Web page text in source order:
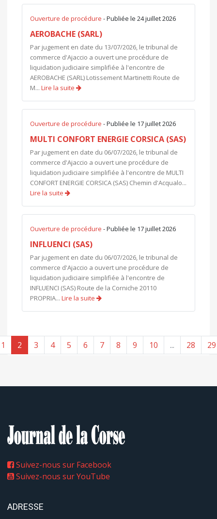
Ouverture de procédure - Publiée le 24 juillet 2026
AEROBACHE (SARL)
Par jugement en date du 13/07/2026, le tribunal de
commerce d'Ajaccio a ouvert une procédure de
liquidation judiciaire simplifiée à l'encontre de
AEROBACHE (SARL) Lotissement Martinetti Route de
M... Lire la suite
Ouverture de procédure - Publiée le 17 juillet 2026
MULTI CONFORT ENERGIE CORSICA (SAS)
Par jugement en date du 06/07/2026, le tribunal de
commerce d'Ajaccio a ouvert une procédure de
liquidation judiciaire simplifiée à l'encontre de MULTI
CONFORT ENERGIE CORSICA (SAS) Chemin d'Acqualo...
Lire la suite
Ouverture de procédure - Publiée le 17 juillet 2026
INFLUENCI (SAS)
Par jugement en date du 06/07/2026, le tribunal de
commerce d'Ajaccio a ouvert une procédure de
liquidation judiciaire simplifiée à l'encontre de
INFLUENCI (SAS) Route de la Corniche 20110
PROPRIA... Lire la suite
1 2 3 4 5 6 7 8 9 10 ... 28 29
Suivez-nous sur Facebook
Suivez-nous sur YouTube
ADRESSE